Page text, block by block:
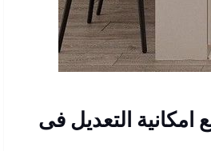
التعديل فى